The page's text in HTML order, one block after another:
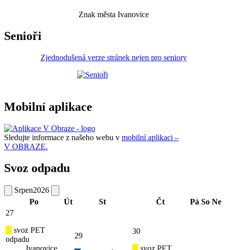
Znak města Ivanovice
Senioři
Zjednodušená verze stránek nejen pro seniory
Mobilní aplikace
Sledujte informace z našeho webu v mobilní aplikaci –
V OBRAZE.
Svoz odpadu
Srpen2026
Po
Út St Čt Pá So Ne
27
svoz PET
odpadu
29
30